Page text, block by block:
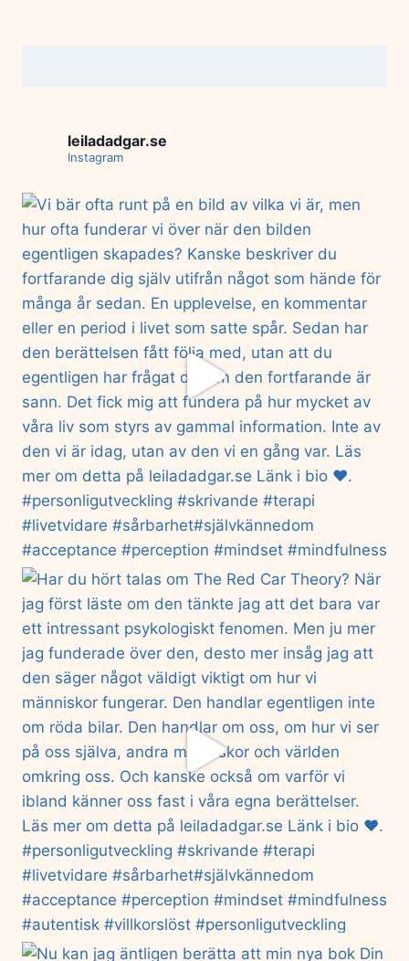
leiladadgar.se
Instagram